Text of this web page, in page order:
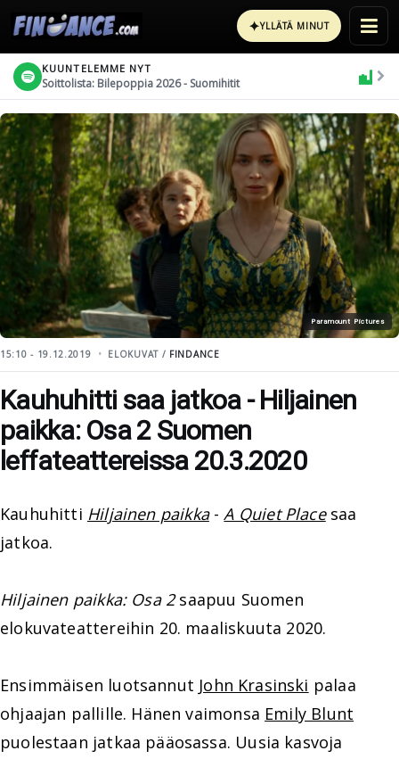
✦YLLÄTÄ MINUT
KUUNTELEMME NYT
Soittolista: Bilepoppia 2026 - Suomihitit
Paramount Pictures
15:10 - 19.12.2019 ELOKUVAT / FINDANCE
Kauhuhitti saa jatkoa - Hiljainen
paikka: Osa 2 Suomen
leffateattereissa 20.3.2020
Kauhuhitti Hiljainen paikka-A Quiet Placesaa
jatkoa.
Hiljainen paikka: Osa 2saapuu Suomen
elokuvateattereihin 20. maaliskuuta 2020.
Ensimmäisen luotsannut John Krasinski palaa
ohjaajan pallille. Hänen vaimonsa Emily Blunt
puolestaan jatkaa pääosassa. Uusia kasvoja